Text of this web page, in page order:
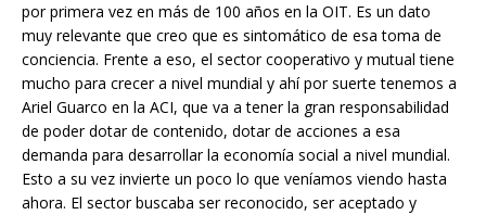
por primera vez en más de 100 años en la OIT. Es un dato
muy relevante que creo que es sintomático de esa toma de
conciencia. Frente a eso, el sector cooperativo y mutual tiene
mucho para crecer a nivel mundial y ahí por suerte tenemos a
Ariel Guarco en la ACI, que va a tener la gran responsabilidad
de poder dotar de contenido, dotar de acciones a esa
demanda para desarrollar la economía social a nivel mundial.
Esto a su vez invierte un poco lo que veníamos viendo hasta
ahora. El sector buscaba ser reconocido, ser aceptado y